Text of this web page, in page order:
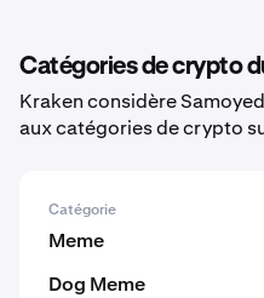
Catégories de crypto
Kraken considère
aux catégories de crypto
Catégorie
Meme
Dog Meme